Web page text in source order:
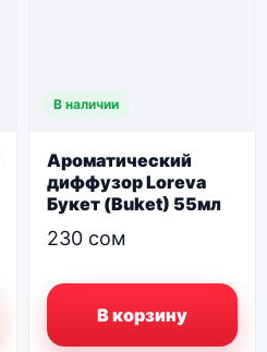
В наличии
Ароматический
диффузор Loreva
Букет (Buket) 55мл
230 сом
В корзину